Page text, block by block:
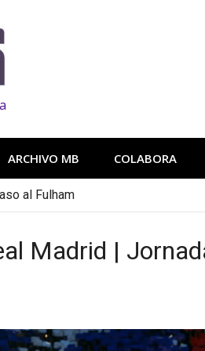
ARCHIVO MB COLABORA
al Fulham
Madrid |